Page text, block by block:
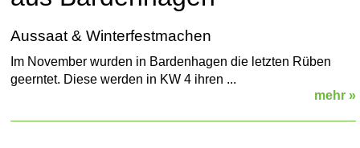
Aussaat & Winterfestmachen
Im November wurden in Bardenhagen die letzten Rüben
geerntet. Diese werden in KW 4 ihren ...
mehr »